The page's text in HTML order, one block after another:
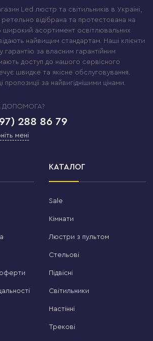
Led люстр та світильників в Україні,
відібрана та протестована на
широкий асортимент освітлювальних
найвищим стандартам. Наші клієнти
гарантію за власним гарантійним
доступ до нашого сервісного
швидке та якісне обслуговування.
пропозиції за найвигіднішими цінами.
ДОПОМОГА?
288 86 79
мені
оферти
КАТАЛОГ
Sale
Кімнати
Люстри з пультом
Стельові
Підвісні
Світильники
Настінні
Трекові